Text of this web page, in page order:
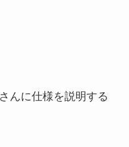
んに仕様を説明する